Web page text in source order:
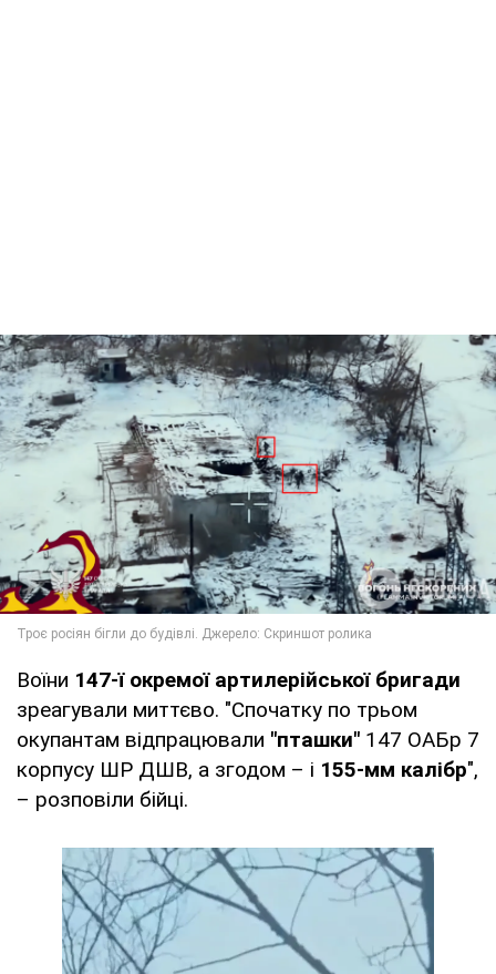
Воїни 147-ї окремої артилерійської бригади
зреагували миттєво. "Спочатку по трьом
окупантам відпрацювали "пташки" 147 ОАБр 7
корпусу ШР ДШВ, а згодом – і 155-мм калібр",
– розповіли бійці.